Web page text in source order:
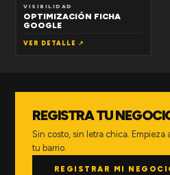
VISIBILIDAD
OPTIMIZACIÓN FICHA
GOOGLE
VER DETALLE ↗
REGISTRA TU
Sin costo, sin letra chica.
tu barrio.
REGISTRAR MI